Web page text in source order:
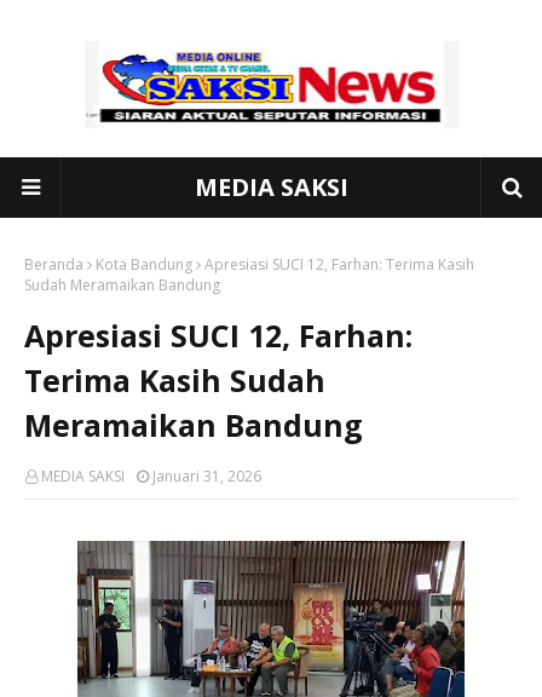
MEDIA SAKSI
Beranda Kota Bandung Apresiasi SUCI 12, Farhan: Terima Kasih
Sudah Meramaikan Bandung
Apresiasi SUCI 12, Farhan:
Terima Kasih Sudah
Meramaikan Bandung
MEDIA SAKSI Januari 31, 2026